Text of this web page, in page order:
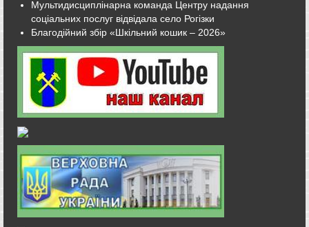
Мультидисциплінарна команда Центру надання
соціальних послуг відвідала село Рогізки
Благодійний збір «Шкільний кошик – 2026»